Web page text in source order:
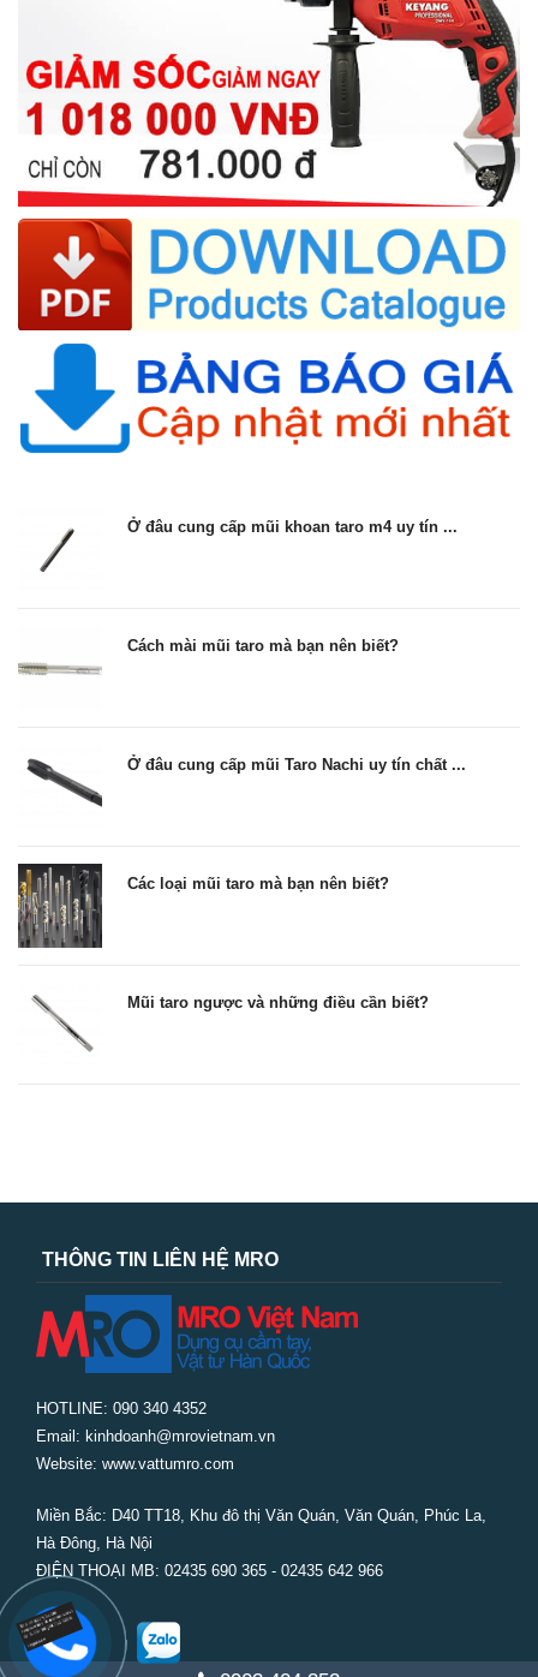
Ở đâu cung cấp mũi khoan taro m4 uy tín ...
Cách mài mũi taro mà bạn nên biết?
Ở đâu cung cấp mũi Taro Nachi uy tín chất ...
Các loại mũi taro mà bạn nên biết?
Mũi taro ngược và những điều cần biết?
THÔNG TIN LIÊN HỆ MRO
HOTLINE: 090 340 4352
Email: kinhdoanh@mrovietnam.vn
Website: www.vattumro.com
Miền Bắc: D40 TT18, Khu đô thị Văn Quán, Văn Quán, Phúc La,
Hà Đông, Hà Nội
ĐIỆN THOẠI MB: 02435 690 365 - 02435 642 966